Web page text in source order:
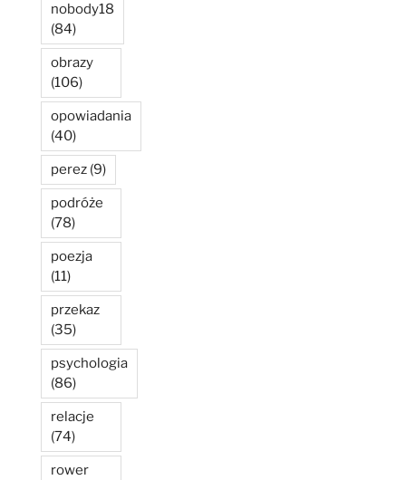
nobody18
(84)
obrazy
(106)
opowiadania
(40)
perez (9)
podróże
(78)
poezja
(11)
przekaz
(35)
psychologia
(86)
relacje
(74)
rower